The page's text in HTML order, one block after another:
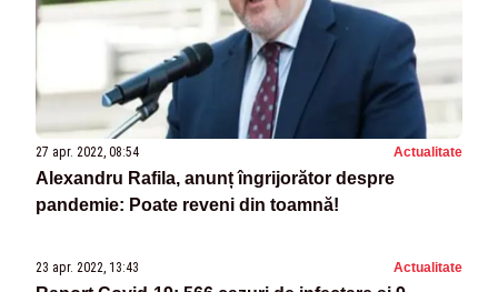
27 apr. 2022, 08:54 Actualitate
Alexandru Rafila, anunț îngrijorător despre
pandemie: Poate reveni din toamnă!
23 apr. 2022, 13:43 Actualitate